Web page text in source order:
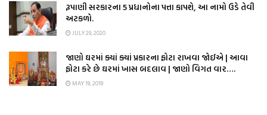
રૂપાણી સરકારના 5 પ્રધાનોના પત્તા કાપશે, આ નામો ઉડે તેવી
અટકળો.
JULY 29, 2020
જાણો ઘરમાં ક્યાં ક્યાં પ્રકારના ફોટા રાખવા જોઈએ | આવા
ફોટા કરે છે ઘરમાં ખાસ બદલાવ | જાણો વિગત વાર….
MAY 19, 2019